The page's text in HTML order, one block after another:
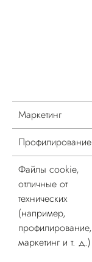
Маркетинг
Профилирование
Файлы cookie,
отличные от
технических
(например,
профилирование,
маркетинг и т. д.)